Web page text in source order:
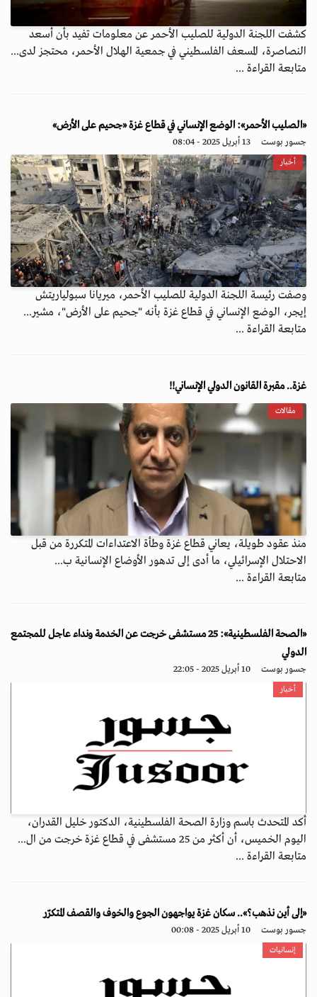
كشفت اللجنة الدولية للصليب الأحمر عن معلومات تفيد بأن أسعد
النصاصرة، المسعف الفلسطيني في جمعية الهلال الأحمر، محتجز لدى...
متابعة القراءة ...
«الصليب الأحمر»: الوضع الإنساني في قطاع غزة «جحيم على الأرض»
جسور بوست 13 أبريل 2025 - 08:04
أخبار
وصفت رئيسة اللجنة الدولية للصليب الأحمر، ميريانا سبولياريتش
إيجر، الوضع الإنساني في قطاع غزة بأنه "جحيم على الأرض"، مشير...
متابعة القراءة ...
غزة.. مقبرة القانون الدولي الإنساني!!
مقالات
منذ عقود طويلة، يعاني قطاع غزة وطأة الاعتداءات المتكررة من قبل
الاحتلال الإسرائيلي، ما أدى إلى تدهور الأوضاع الإنسانية ب...
متابعة القراءة ...
«الصحة الفلسطينية»: 25 مستشفى خرجت عن الخدمة ونداء عاجل للمجتمع
الدولي
جسور بوست 10 أبريل 2025 - 22:05
أخبار
أكد المتحدث باسم وزارة الصحة الفلسطينية، الدكتور خليل القدران،
اليوم الخميس، أن أكثر من 25 مستشفى في قطاع غزة خرجت من ال...
متابعة القراءة ...
«إلى أين نذهب؟».. سكان غزة يواجهون الجوع والخوف والقصف المتكرّر
جسور بوست 10 أبريل 2025 - 00:08
إنسانيات